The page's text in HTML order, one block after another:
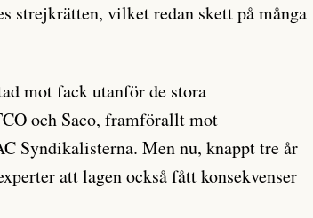
strejkrätten, vilket redan skett på många
mot fack utanför de stora
och Saco, framförallt mot
Syndikalisterna. Men nu, knappt tre år
att lagen också fått konsekvenser